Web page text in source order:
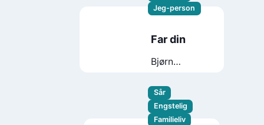
Jeg-person
Far din
Bjørn
Sår
Engstelig
Familieliv